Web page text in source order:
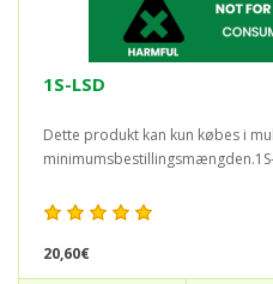
1S-LSD
Dette produkt kan kun købes i
20,60€